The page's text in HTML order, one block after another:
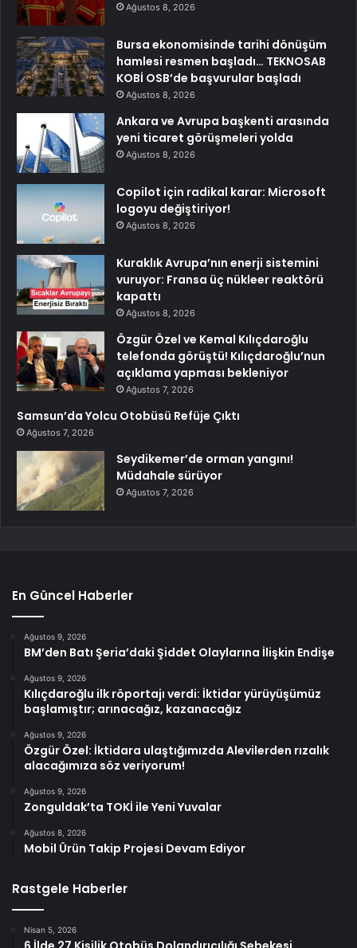
Ağustos 8, 2026
Bursa ekonomisinde tarihi dönüşüm
hamlesi resmen başladı… TEKNOSAB
KOBİ OSB’de başvurular başladı
Ağustos 8, 2026
Ankara ve Avrupa başkenti arasında
yeni ticaret görüşmeleri yolda
Ağustos 8, 2026
Copilot için radikal karar: Microsoft
logoyu değiştiriyor!
Ağustos 8, 2026
Kuraklık Avrupa’nın enerji sistemini
vuruyor: Fransa üç nükleer reaktörü
kapattı
Ağustos 8, 2026
Özgür Özel ve Kemal Kılıçdaroğlu
telefonda görüştü! Kılıçdaroğlu’nun
açıklama yapması bekleniyor
Ağustos 7, 2026
Samsun’da Yolcu Otobüsü Refüje Çıktı
Ağustos 7, 2026
Seydikemer’de orman yangını!
Müdahale sürüyor
Ağustos 7, 2026
En Güncel Haberler
Ağustos 9, 2026
BM’den Batı Şeria’daki Şiddet Olaylarına İlişkin Endişe
Ağustos 9, 2026
Kılıçdaroğlu ilk röportajı verdi: İktidar yürüyüşümüz
başlamıştır; arınacağız, kazanacağız
Ağustos 9, 2026
Özgür Özel: İktidara ulaştığımızda Alevilerden rızalık
alacağımıza söz veriyorum!
Ağustos 9, 2026
Zonguldak’ta TOKİ ile Yeni Yuvalar
Ağustos 8, 2026
Mobil Ürün Takip Projesi Devam Ediyor
Rastgele Haberler
Nisan 5, 2026